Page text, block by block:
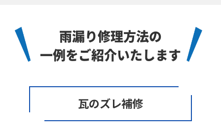
雨漏り修理方法の
一例をご紹介いたします
瓦のズレ補修